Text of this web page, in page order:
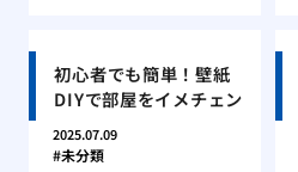
初心者でも簡単！壁紙
DIYで部屋をイメチェン
2025.07.09
未分類